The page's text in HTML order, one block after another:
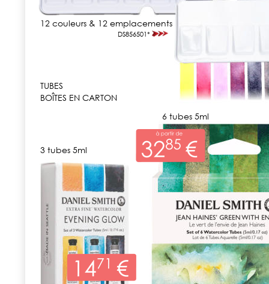
12 couleurs & 12 emplacements
DS856501*
TUBES
BOÎTES EN CARTON
3 tubes 5ml
6 tubes 5ml